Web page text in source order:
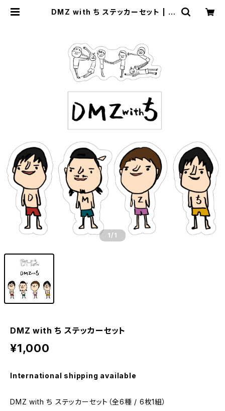
DMZ with ち ステッカーセット | T
1 /1
DMZ with ち ステッカーセット
¥1,000
International shipping available
DMZ with ち ステッカーセット（全6種 / 6枚1組）